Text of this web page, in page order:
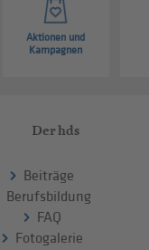
Aktionen und
Kampagnen
Der hds
Beiträge
Berufsbildung
FAQ
Fotogalerie